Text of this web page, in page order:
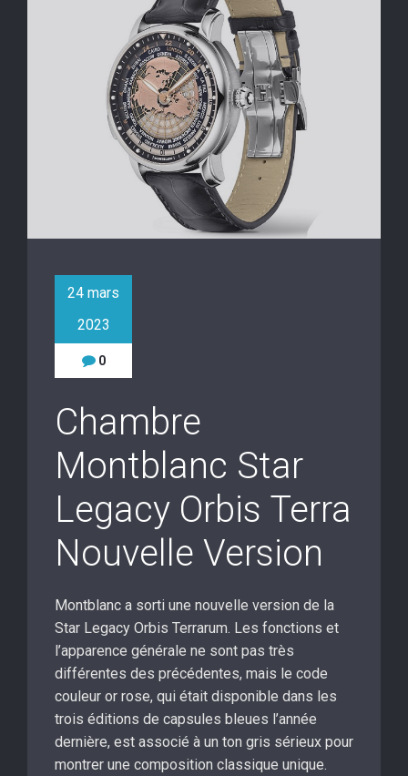
24 mars
2023
0
Chambre
Montblanc Star
Legacy Orbis Terra
Nouvelle Version
Montblanc a sorti une nouvelle version de la
Star Legacy Orbis Terrarum. Les fonctions et
l’apparence générale ne sont pas très
différentes des précédentes, mais le code
couleur or rose, qui était disponible dans les
trois éditions de capsules bleues l’année
dernière, est associé à un ton gris sérieux pour
montrer une composition classique unique.